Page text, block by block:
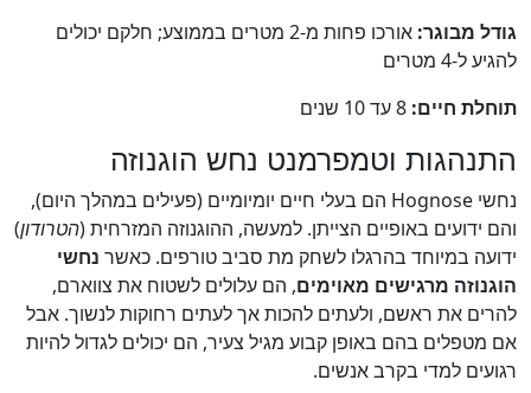
גודל מבוגר:
אורכו פחות מ-2 מטרים בממוצע; חלקם יכולים
להגיע ל-4 מטרים
תוחלת חיים:
התנהגות וטמפרמנט נחש הוגנוזה
נחשי Hognose הם בעלי חיים יומיומיים (פעילים במהלך היום),
והם ידועים באופיים הצייתן. למעשה, ההוגנוזה המזרחית (הטרודון)
ידועה במיוחד בהרגלו לשחק מת סביב טורפים. כאשר נחשי
הוגנוזה מרגישים מאוימים, הם עלולים לשטוח את צווארם,
להרים את ראשם, ולעתים להכות אך לעתים רחוקות לנשוך. אבל
אם מטפלים בהם באופן קבוע מגיל צעיר, הם יכולים לגדול להיות
רגועים למדי בקרב אנשים.